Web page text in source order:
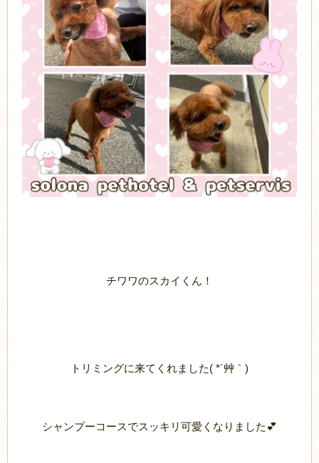
チワワのスカイくん！
トリミングに来てくれました( *´艸｀)
シャンプーコースでスッキリ可愛くなりました💕